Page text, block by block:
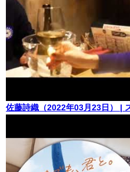
佐藤詩織（2022年03月23日） |